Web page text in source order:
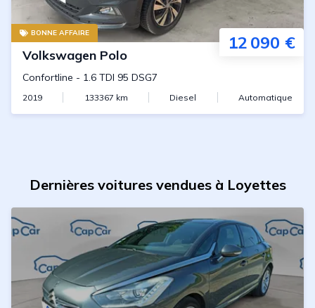
BONNE AFFAIRE 12 090 €
Volkswagen Polo
Confortline - 1.6 TDI 95 DSG7
2019 133367 km Diesel Automatique
Dernières voitures vendues à Loyettes